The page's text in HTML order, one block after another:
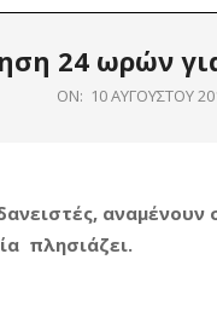
24 ωρών
ON: 10 ΑΥΓΟΎΣΤΟΥ
αναμένουν
πλησιάζει.